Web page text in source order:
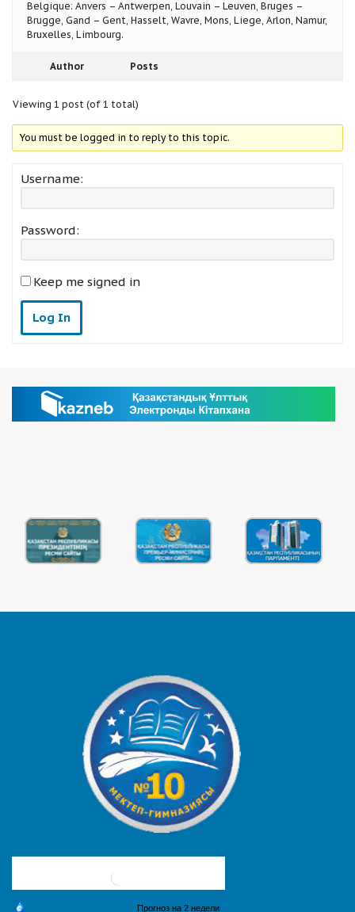
Belgique: Anvers – Antwerpen, Louvain – Leuven, Bruges –
Brugge, Gand – Gent, Hasselt, Wavre, Mons, Liege, Arlon, Namur,
Bruxelles, Limbourg.
Author Posts
Viewing 1 post (of 1 total)
You must be logged in to reply to this topic.
Username:
Password:
Keep me signed in
Log In